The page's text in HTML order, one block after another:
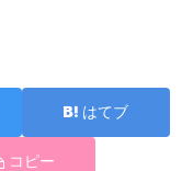
はてブ
コピー